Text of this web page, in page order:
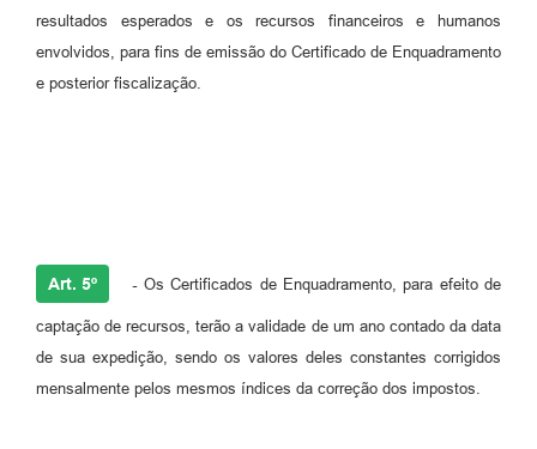
resultados esperados e os recursos financeiros e humanos
envolvidos, para fins de emissão do Certificado de Enquadramento
e posterior fiscalização.
Art. 5º -Os Certificados de Enquadramento, para efeito de
captação de recursos, terão a validade de um ano contado da data
de sua expedição, sendo os valores deles constantes corrigidos
mensalmente pelos mesmos índices da correção dos impostos.